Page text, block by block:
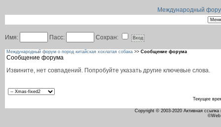
Международный
Имя: Пасс: Сохран:
Международный форум о пород китайская хохлатая собака >> Сообщение форума
Сообщение форума
Извините, нет совпадений. Попробуйте указать другие ключевые слова.
Текущее
Copyright © 2003-2020 Активная ссылка